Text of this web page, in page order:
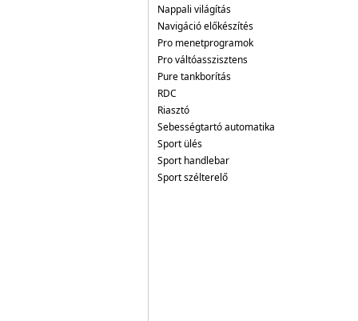
Nappali világítás
Navigáció előkészítés
Pro menetprogramok
Pro váltóasszisztens
Pure tankborítás
RDC
Riasztó
Sebességtartó automatika
Sport ülés
Sport handlebar
Sport szélterelő